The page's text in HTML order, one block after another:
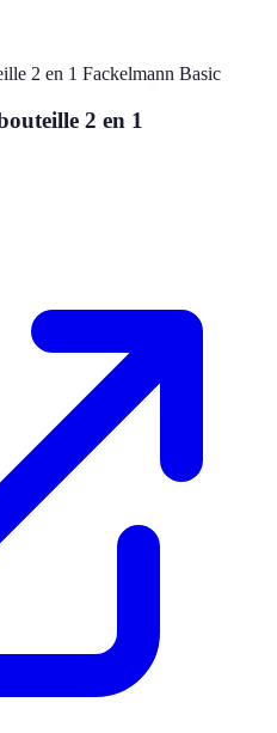
2 en 1